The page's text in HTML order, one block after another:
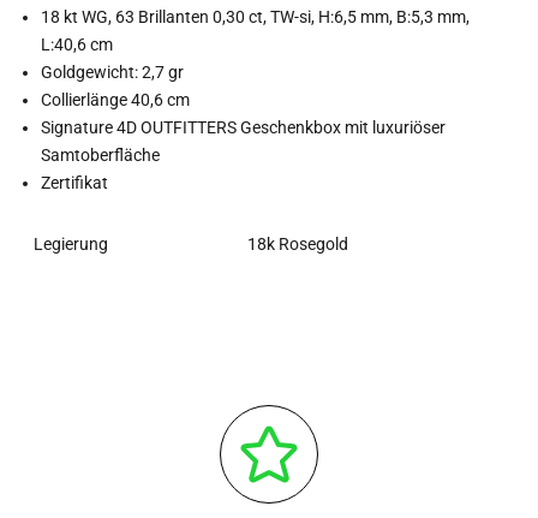
18 kt WG, 63 Brillanten 0,30 ct, TW-si, H:6,5 mm, B:5,3 mm,
L:40,6 cm
Goldgewicht: 2,7 gr
Collierlänge 40,6 cm
Signature 4D OUTFITTERS Geschenkbox mit luxuriöser
Samtoberfläche
Zertifikat
Legierung 18k Rosegold